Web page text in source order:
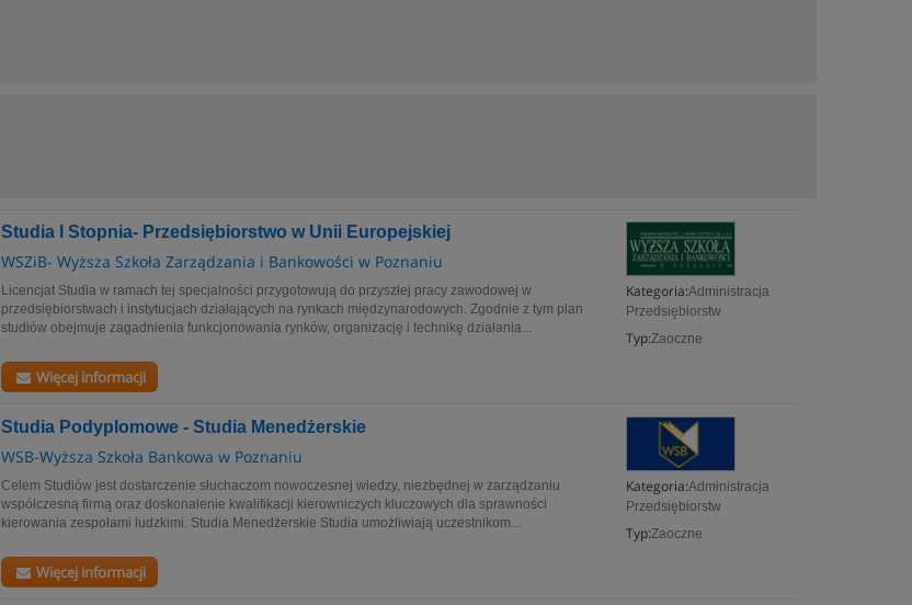
Studia I Stopnia- Przedsiębiorstwo w Unii Europejskiej
WSZiB- Wyższa Szkoła Zarządzania i Bankowości w Poznaniu
Kategoria:Administracja
Przedsiębiorstw
Typ:Zaoczne
Licencjat Studia w ramach tej specjalności przygotowują do przyszłej pracy zawodowej w
przedsiębiorstwach i instytucjach działających na rynkach międzynarodowych. Zgodnie z tym plan
studiów obejmuje zagadnienia funkcjonowania rynków, organizację i technikę działania...
Więcej informacji
Studia Podyplomowe - Studia Menedżerskie
WSB-Wyższa Szkoła Bankowa w Poznaniu
Kategoria:Administracja
Przedsiębiorstw
Typ:Zaoczne
Celem Studiów jest dostarczenie słuchaczom nowoczesnej wiedzy, niezbędnej w zarządzaniu
współczesną firmą oraz doskonalenie kwalifikacji kierowniczych kluczowych dla sprawności
kierowania zespołami ludzkimi. Studia Menedżerskie Studia umożliwiają uczestnikom...
Więcej informacji